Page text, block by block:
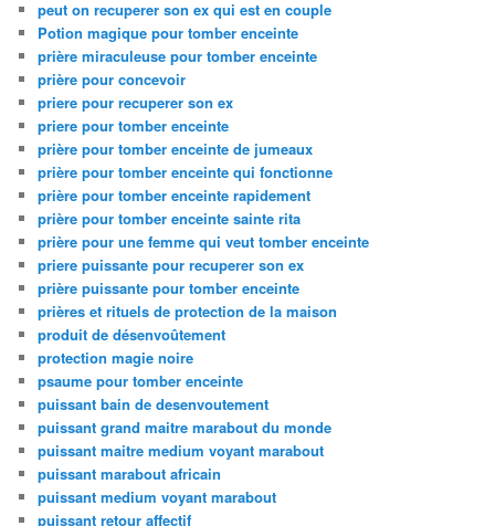
peut on recuperer son ex qui est en couple
Potion magique pour tomber enceinte
prière miraculeuse pour tomber enceinte
prière pour concevoir
priere pour recuperer son ex
priere pour tomber enceinte
prière pour tomber enceinte de jumeaux
prière pour tomber enceinte qui fonctionne
prière pour tomber enceinte rapidement
prière pour tomber enceinte sainte rita
prière pour une femme qui veut tomber enceinte
priere puissante pour recuperer son ex
prière puissante pour tomber enceinte
prières et rituels de protection de la maison
produit de désenvoûtement
protection magie noire
psaume pour tomber enceinte
puissant bain de desenvoutement
puissant grand maitre marabout du monde
puissant maitre medium voyant marabout
puissant marabout africain
puissant medium voyant marabout
puissant retour affectif